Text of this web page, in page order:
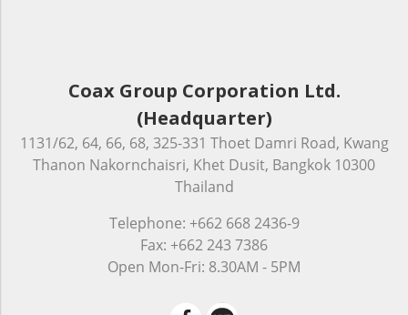
Coax Group Corporation Ltd.
(Headquarter)
1131/62, 64, 66, 68, 325-331 Thoet Damri Road, Kwang
Thanon Nakornchaisri, Khet Dusit, Bangkok 10300
Thailand
Telephone: +662 668 2436-9
Fax: +662 243 7386
Open Mon-Fri: 8.30AM - 5PM